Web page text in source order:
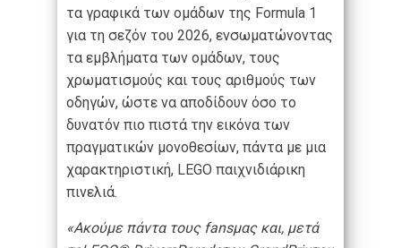
τα γραφικά των ομάδων της Formula 1
για τη σεζόν του 2026, ενσωματώνοντας
τα εμβλήματα των ομάδων, τους
χρωματισμούς και τους αριθμούς των
οδηγών, ώστε να αποδίδουν όσο το
δυνατόν πιο πιστά την εικόνα των
πραγματικών μονοθεσίων, πάντα με μια
χαρακτηριστική, LEGO παιχνιδιάρικη
πινελιά.
«Ακούμε πάντα τους fansμας και, μετά